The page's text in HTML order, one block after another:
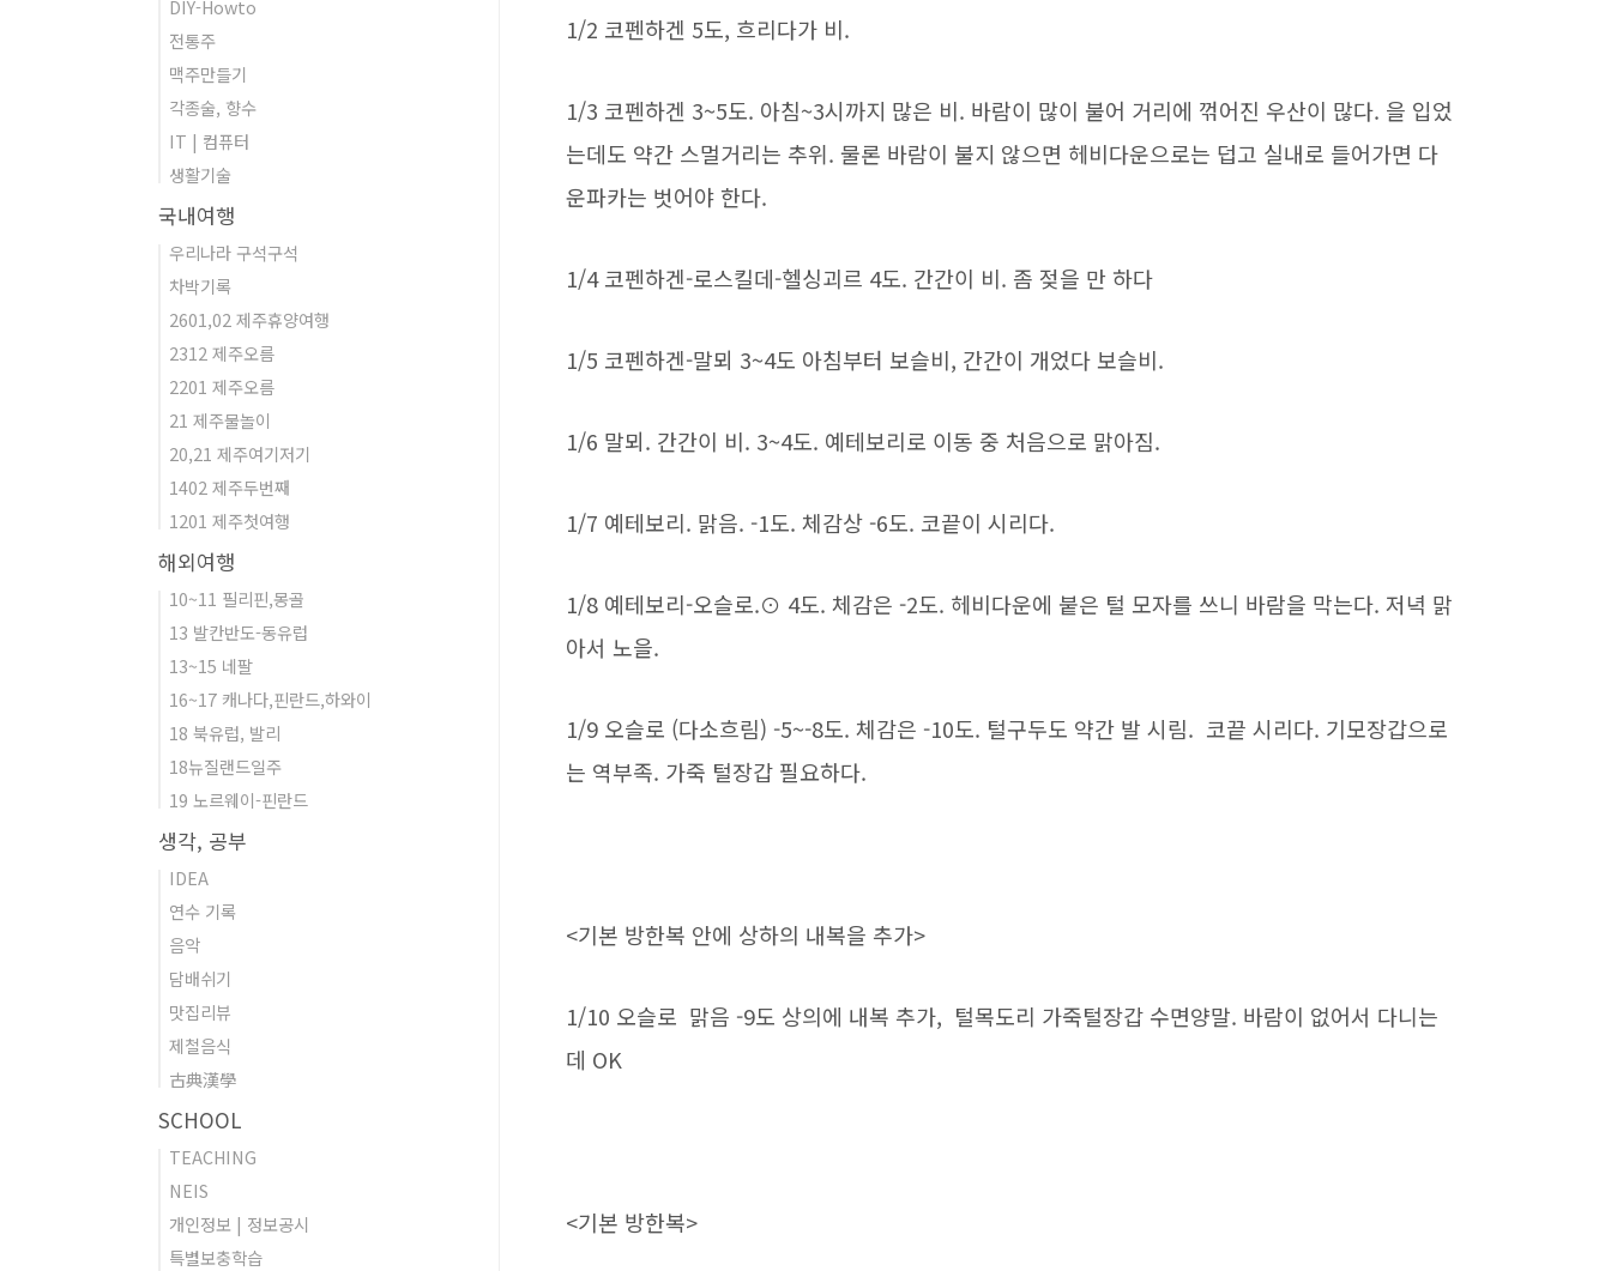
1/2 코펜하겐 5도, 흐리다가 비.
1/3 코펜하겐 3~5도. 아침~3시까지 많은 비. 바람이 많이 불어 거리에 꺾어진 우산이 많다. 을 입었
는데도 약간 스멀거리는 추위. 물론 바람이 불지 않으면 헤비다운으로는 덥고 실내로 들어가면 다
운파카는 벗어야 한다.
1/4 코펜하겐-로스킬데-헬싱괴르 4도. 간간이 비. 좀 젖을 만 하다
1/5 코펜하겐-말뫼 3~4도 아침부터 보슬비, 간간이 개었다 보슬비.
1/6 말뫼. 간간이 비. 3~4도. 예테보리로 이동 중 처음으로 맑아짐.
1/7 예테보리. 맑음. -1도. 체감상 -6도. 코끝이 시리다.
1/8 예테보리-오슬로.⊙ 4도. 체감은 -2도. 헤비다운에 붙은 털 모자를 쓰니 바람을 막는다. 저녁 맑
아서 노을.
1/9 오슬로 (다소흐림) -5~-8도. 체감은 -10도. 털구두도 약간 발 시림. 코끝 시리다. 기모장갑으로
는 역부족. 가죽 털장갑 필요하다.
<기본 방한복 안에 상하의 내복을 추가>
1/10 오슬로 맑음 -9도 상의에 내복 추가, 털목도리 가죽털장갑 수면양말. 바람이 없어서 다니는
데 OK
<기본 방한복>
DIY-Howto
전통주
맥주만들기
각종술, 향수
IT | 컴퓨터
생활기술
국내여행
우리나라 구석구석
차박기록
2601,02 제주휴양여행
2312 제주오름
2201 제주오름
21 제주물놀이
20,21 제주여기저기
1402 제주두번째
1201 제주첫여행
해외여행
10~11 필리핀,몽골
13 발칸반도-동유럽
13~15 네팔
16~17 캐나다,핀란드,하와이
18 북유럽, 발리
18뉴질랜드일주
19 노르웨이-핀란드
생각, 공부
IDEA
연수 기록
음악
담배쉬기
맛집리뷰
제철음식
古典漢學
SCHOOL
TEACHING
NEIS
개인정보 | 정보공시
특별보충학습